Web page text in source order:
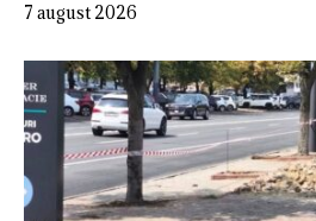
7 august 2026